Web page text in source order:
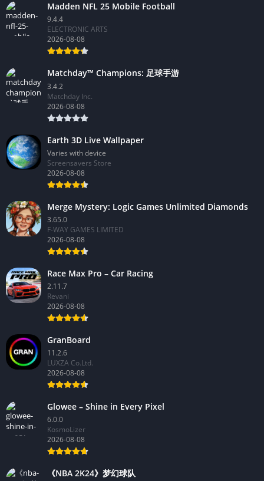
Madden NFL 25 Mobile Football
9.4.4
ELECTRONIC ARTS
2026-08-08
Matchday™ Champions: 足球手游
3.4.2
Matchday Inc.
2026-08-08
Earth 3D Live Wallpaper
Varies with device
Screensavers Store
2026-08-08
Merge Mystery: Logic Games Unlimited Diamonds
3.65.0
F-WAY GAMES LIMITED
2026-08-08
Race Max Pro – Car Racing
2.11.7
Revani
2026-08-08
GranBoard
11.2.6
LUXZA Co.Ltd.
2026-08-08
Glowee – Shine in Every Pixel
6.0.0
KosmoLizer
2026-08-08
《NBA 2K24》梦幻球队